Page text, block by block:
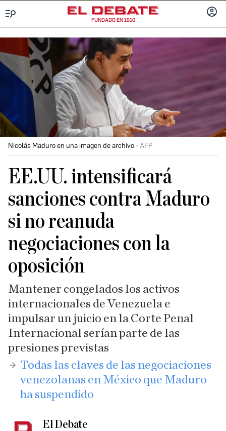
FUNDADO EN 1910
Nicolás Maduro en una imagen de archivo AFP
EE.UU. intensificará
sanciones contra Maduro
si no reanuda
negociaciones con la
oposición
Mantener congelados los activos
internacionales de Venezuela e
impulsar un juicio en la Corte Penal
Internacional serían parte de las
presiones previstas
Todas las claves de las negociaciones
venezolanas en México que Maduro
ha suspendido
El Debate